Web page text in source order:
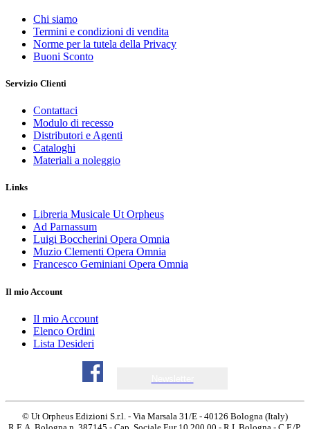
Chi siamo
Termini e condizioni di vendita
Norme per la tutela della Privacy
Buoni Sconto
Servizio Clienti
Contattaci
Modulo di recesso
Distributori e Agenti
Cataloghi
Materiali a noleggio
Links
Libreria Musicale Ut Orpheus
Ad Parnassum
Luigi Boccherini Opera Omnia
Muzio Clementi Opera Omnia
Francesco Geminiani Opera Omnia
Il mio Account
Il mio Account
Elenco Ordini
Lista Desideri
© Ut Orpheus Edizioni S.r.l. - Via Marsala 31/E - 40126 Bologna (Italy)